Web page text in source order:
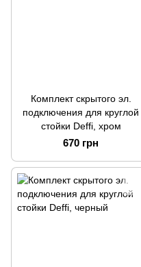
Комплект скрытого эл.
подключения для круглой
стойки Deffi, хром
670 грн